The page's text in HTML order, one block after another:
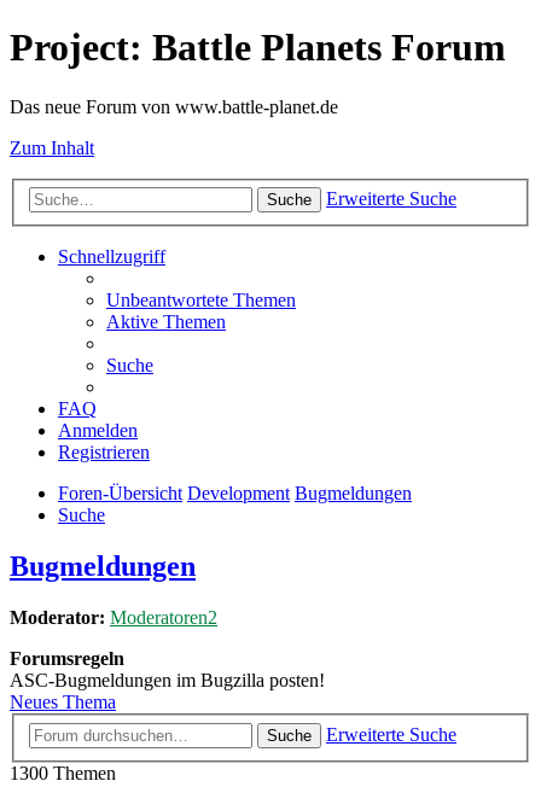
Project: Battle Planets Forum
Das neue Forum von www.battle-planet.de
Zum Inhalt
Suche Erweiterte Suche
Schnellzugriff
Unbeantwortete Themen
Aktive Themen
Suche
FAQ
Anmelden
Registrieren
Foren-Übersicht Development Bugmeldungen
Suche
Bugmeldungen
Moderator: Moderatoren2
Forumsregeln
ASC-Bugmeldungen im Bugzilla posten!
Neues Thema
Suche
Erweiterte Suche
1300 Themen